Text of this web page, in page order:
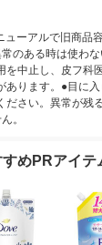
ューアルで旧商品
のある時は使わ
を中止し、皮フ科
あります。●目に
ださい。異常が残
。
めPRアイテ